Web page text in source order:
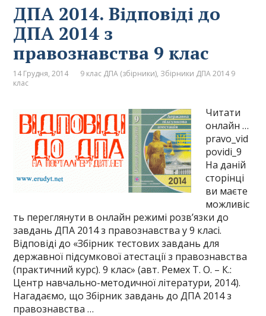
ДПА 2014. Відповіді до
ДПА 2014 з
правознавства 9 клас
14 Грудня, 2014 9 клас ДПА (збірники), Збірники ДПА 2014 9
клас
Читати
онлайн …
pravo_vid
povidi_9
На даній
сторінці
ви маєте
можливіс
ть переглянути в онлайн режимі розв’язки до
завдань ДПА 2014 з правознавства у 9 класі.
Відповіді до «Збірник тестових завдань для
державної підсумкової атестації з правознавства
(практичний курс). 9 клас» (авт. Ремех Т. О. – К.:
Центр навчально-методичної літератури, 2014).
Нагадаємо, що Збірник завдань до ДПА 2014 з
правознавства …